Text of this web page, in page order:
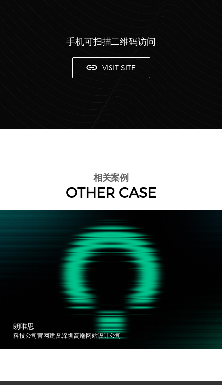
手机可扫描二维码访问
VISIT SITE
相关案例
OTHER CASE
朗唯思
科技公司官网建设,深圳高端网站设计公司